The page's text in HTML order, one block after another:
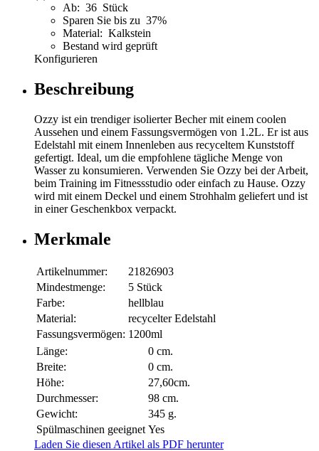
Ab: 36 Stück
Sparen Sie bis zu 37%
Material: Kalkstein
Bestand wird geprüft
Konfigurieren
Beschreibung
Ozzy ist ein trendiger isolierter Becher mit einem coolen
Aussehen und einem Fassungsvermögen von 1.2L. Er ist aus
Edelstahl mit einem Innenleben aus recyceltem Kunststoff
gefertigt. Ideal, um die empfohlene tägliche Menge von
Wasser zu konsumieren. Verwenden Sie Ozzy bei der Arbeit,
beim Training im Fitnessstudio oder einfach zu Hause. Ozzy
wird mit einem Deckel und einem Strohhalm geliefert und ist
in einer Geschenkbox verpackt.
Merkmale
Artikelnummer:
21826903
Mindestmenge:
5 Stück
Farbe:
hellblau
Material:
recycelter Edelstahl
Fassungsvermögen: 1200ml
Länge:
0 cm.
Breite:
0 cm.
Höhe:
27,60cm.
Durchmesser:
98 cm.
Gewicht:
345 g.
Spülmaschinen geeignet Yes
Laden Sie diesen Artikel als PDF herunter